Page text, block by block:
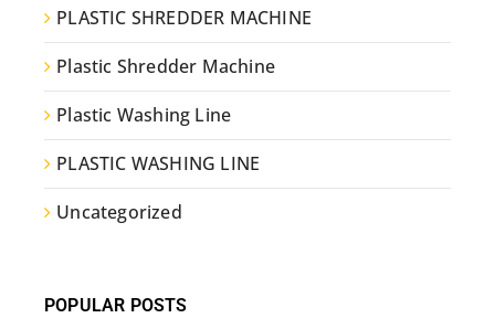
PLASTIC SHREDDER MACHINE
Plastic Shredder Machine
Plastic Washing Line
PLASTIC WASHING LINE
Uncategorized
POPULAR POSTS